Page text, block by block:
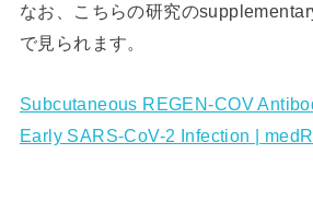
なお、こちらの研究の
で見られます。
Subcutaneous REGEN-COV
Early SARS-CoV-2 Infection |